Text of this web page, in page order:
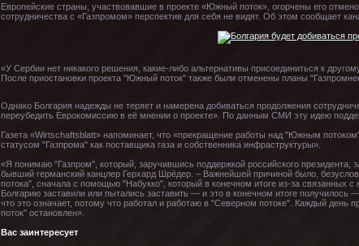
Европейские страны, участвовавшие в проекте «Южный поток», огорчены его
сотрудничества с «Газпромом» перспектив для себя не видят. Об этом сообщает
«У Сербии нет никакого решения, какие-либо альтернативы присоединиться к
После приостановки проекта "Южный поток" также были отменены планы
Однако Болгария надежды не теряет и намерена добиваться продолжения
переубедить Еврокомиссию в её мнении о проекте». По данным СМИ эту идею
Газета «Wirtschaftsblatt» напоминает, что «прекращение работы над "Южным
статусом "Газпрома" как поставщика газа и собственника инфраструктуры».
«Я понимаю "Газпром", который, заручившись поддержкой российского президента,
бывший германский канцлер Герхард Шрёдер. – Важнейшей причиной было,
потока", сначала с помощью "Набукко", который в конечном итоге из-за
Болгарию заставили или пытались заставить — и это в конечном итоге
что это означает, потому что работал и работаю в "Северном потоке". Каждый
поток" остановлен».
Вас заинтересует